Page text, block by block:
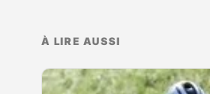
À LIRE AUSSI